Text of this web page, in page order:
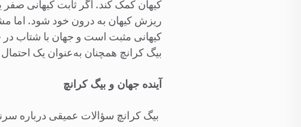
کیهان کمک کند. اگر ثابت کیهانی صفر
ریزش کیهان به درون خود شود. اما
کیهانی مثبت است و جهان با شتاب
بیگ کرانچ همچنان به‌عنوان یک
آینده جهان و بیگ کرانچ
بیگ کرانچ سؤالات عمیقی درباره